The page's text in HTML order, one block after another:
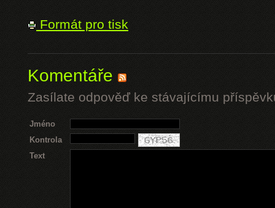
Formát pro tisk
Komentáře
Zasílate odpověď ke stávajícímu
Jméno
Kontrola
Text